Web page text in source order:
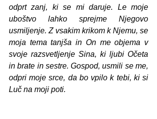
odprt zanj, ki se mi daruje. Le moje
uboštvo lahko sprejme Njegovo
usmiljenje. Z vsakim krikom k Njemu, se
moja tema tanjša in On me objema v
svoje razsvetljenje Sina, ki ljubi Očeta
in brate in sestre. Gospod, usmili se me,
odpri moje srce, da bo vpilo k tebi, ki si
Luč na moji poti.